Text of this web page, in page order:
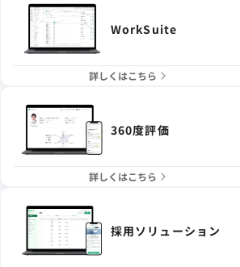
WorkSuite
詳しくはこちら
360度評価
詳しくはこちら
採用ソリューション